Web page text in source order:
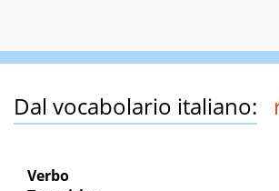
Dal vocabolario italiano:
Verbo